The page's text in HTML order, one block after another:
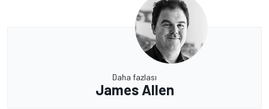
Daha fazlası
James Allen